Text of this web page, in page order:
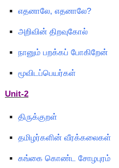
எதனாலே, எதனாலே?
அறிவின் திறவுகோல்
நானும் பறக்கப் போகிறேன்
மூவிடப்பெயர்கள்
Unit-2
திருக்குறள்
தமிழர்களின் வீரக்கலைகள்
கங்கை கொண்ட சோழபுரம்